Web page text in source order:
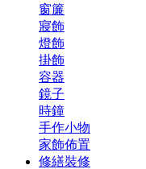
窗簾
寢飾
燈飾
掛飾
容器
鏡子
時鐘
手作小物
家飾佈置
修繕裝修